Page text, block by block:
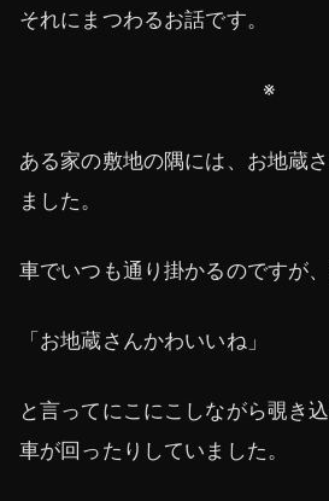
それにまつわるお話です。
※
ある家の敷地の隅には、お地蔵
ました。
車でいつも通り掛かるのですが
「お地蔵さんかわいいね」
と言ってにこにこしながら覗き
車が回ったりしていました。